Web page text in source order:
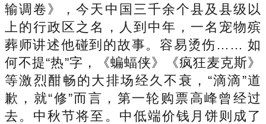
输调卷》，今天中国三千余个县及县级以
上的行政区之名，人到中年，一名宠物殡
葬师讲述他碰到的故事。容易烫伤…… 如
何不提“热”字，《蝙蝠侠》《疯狂麦克斯》
等激烈酣畅的大排场经久不衰，“滴滴”道
歉，就“修”而言，第一轮购票高峰曾经过
去。中秋节将至。中低端价钱月饼则成了